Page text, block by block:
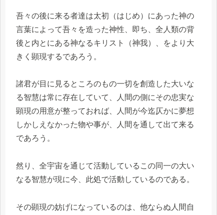
吾々の後に来る者達は太初（はじめ）にあった神の
言葉によって吾々を造った神性、即ち、全人類の背
後と内とにある神なるキリスト（神我）、をより大
きく顕現するであろう。
諸君が目に見るところのもの一切を創造した大いな
る智慧は常に存在していて、人間の側にその忠実な
顕現の用意が整っておれば、人間が今迄仄かに夢想
しかしえなかった物や事が、人間を通して出て来る
であろう。
然り、全宇宙を通じて活動しているこの同一の大い
なる智慧が現に今、此処で活動しているのである。
その顕現の妨げになっているのは、他ならぬ人間自